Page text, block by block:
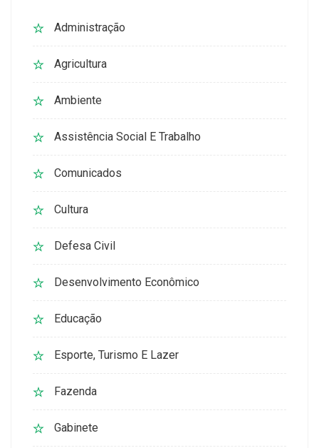
Administração
Agricultura
Ambiente
Assistência Social E Trabalho
Comunicados
Cultura
Defesa Civil
Desenvolvimento Econômico
Educação
Esporte, Turismo E Lazer
Fazenda
Gabinete